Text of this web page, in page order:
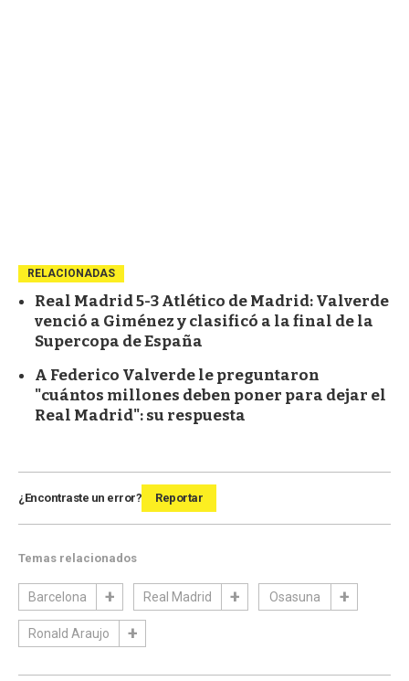
RELACIONADAS
Real Madrid 5-3 Atlético de Madrid: Valverde
venció a Giménez y clasificó a la final de la
Supercopa de España
A Federico Valverde le preguntaron
"cuántos millones deben poner para dejar el
Real Madrid": su respuesta
¿Encontraste un error? Reportar
Temas relacionados
Barcelona Real Madrid Osasuna
Ronald Araujo